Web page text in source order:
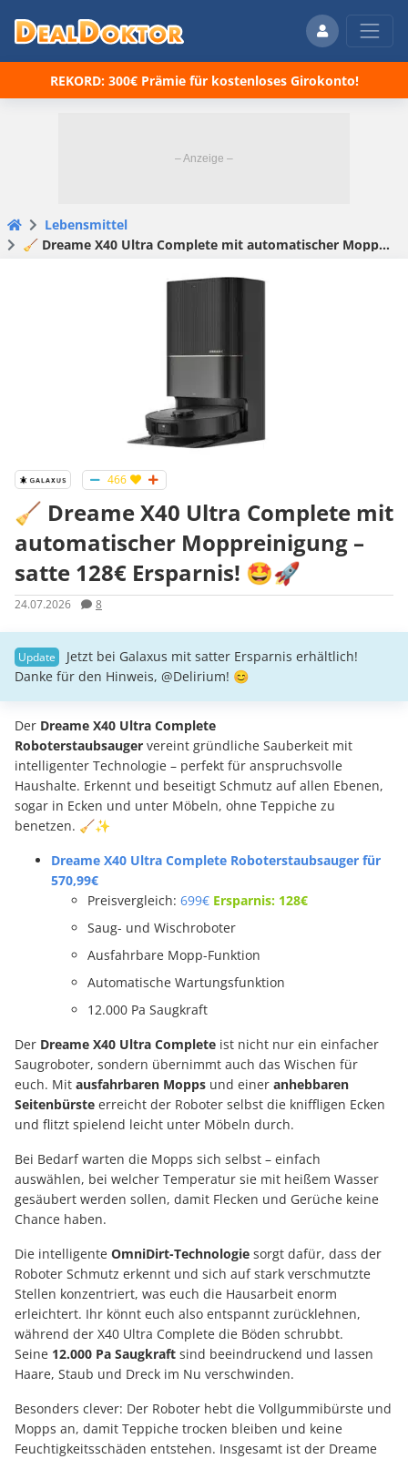
REKORD: 300€ Prämie für kostenloses Girokonto!
Lebensmittel
🧹 Dreame X40 Ultra Complete mit automatischer Moppreinigung – satte 128€ Ersparnis! 🤩🚀
466
🧹 Dreame X40 Ultra Complete mit
automatischer Moppreinigung –
satte 128€ Ersparnis! 🤩🚀
24.07.2026 8
Jetzt bei Galaxus mit satter Ersparnis erhältlich!
Danke für den Hinweis, @Delirium! 😊
Der Dreame X40 Ultra Complete
Roboterstaubsauger vereint gründliche Sauberkeit mit
intelligenter Technologie – perfekt für anspruchsvolle
Haushalte. Erkennt und beseitigt Schmutz auf allen Ebenen,
sogar in Ecken und unter Möbeln, ohne Teppiche zu
benetzen. 🧹✨
Dreame X40 Ultra Complete Roboterstaubsauger für
570,99€
Preisvergleich: 699€ Ersparnis: 128€
Saug- und Wischroboter
Ausfahrbare Mopp-Funktion
Automatische Wartungsfunktion
12.000 Pa Saugkraft
Der Dreame X40 Ultra Complete ist nicht nur ein einfacher
Saugroboter, sondern übernimmt auch das Wischen für
euch. Mit ausfahrbaren Mopps und einer anhebbaren
Seitenbürste erreicht der Roboter selbst die kniffligen Ecken
und flitzt spielend leicht unter Möbeln durch.
Bei Bedarf warten die Mopps sich selbst – einfach
auswählen, bei welcher Temperatur sie mit heißem Wasser
gesäubert werden sollen, damit Flecken und Gerüche keine
Chance haben.
Die intelligente OmniDirt-Technologie sorgt dafür, dass der
Roboter Schmutz erkennt und sich auf stark verschmutzte
Stellen konzentriert, was euch die Hausarbeit enorm
erleichtert. Ihr könnt euch also entspannt zurücklehnen,
während der X40 Ultra Complete die Böden schrubbt.
Seine 12.000 Pa Saugkraft sind beeindruckend und lassen
Haare, Staub und Dreck im Nu verschwinden.
Besonders clever: Der Roboter hebt die Vollgummibürste und
Mopps an, damit Teppiche trocken bleiben und keine
Feuchtigkeitsschäden entstehen. Insgesamt ist der Dreame